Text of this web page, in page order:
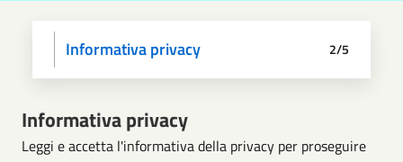
Scegli operazione
Informativa privacy
Dati anagrafici
Paga
Riepilogo 2/5
Informativa privacy
Leggi e accetta l'informativa della privacy per proseguire